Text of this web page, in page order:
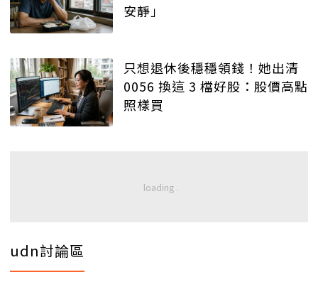
安靜」
只想退休後穩穩領錢！她出清
0056 換這 3 檔好股：股價高點
照樣買
udn討論區